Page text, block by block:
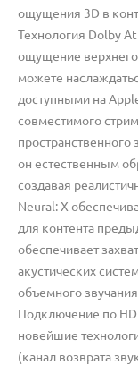
ощущения 3D в
Технология Dolby
ощущение
можете
доступными на
совместимого
пространственного
он естественным
создавая
Neural: X
для контента
обеспечивает
акустических
объемного
Подключение по
новейшие
(канал возврата